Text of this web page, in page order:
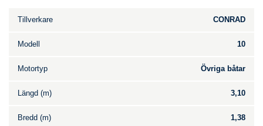
Tillverkare CONRAD
Modell 10
Motortyp Övriga båtar
Längd (m) 3,10
Bredd (m) 1,38